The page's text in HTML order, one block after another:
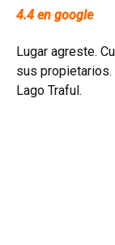
4.4 en google
Lugar agreste.
sus propietarios.
Lago Traful.